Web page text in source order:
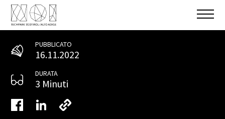
PUBBLICATO
16.11.2022
DURATA
3 Minuti